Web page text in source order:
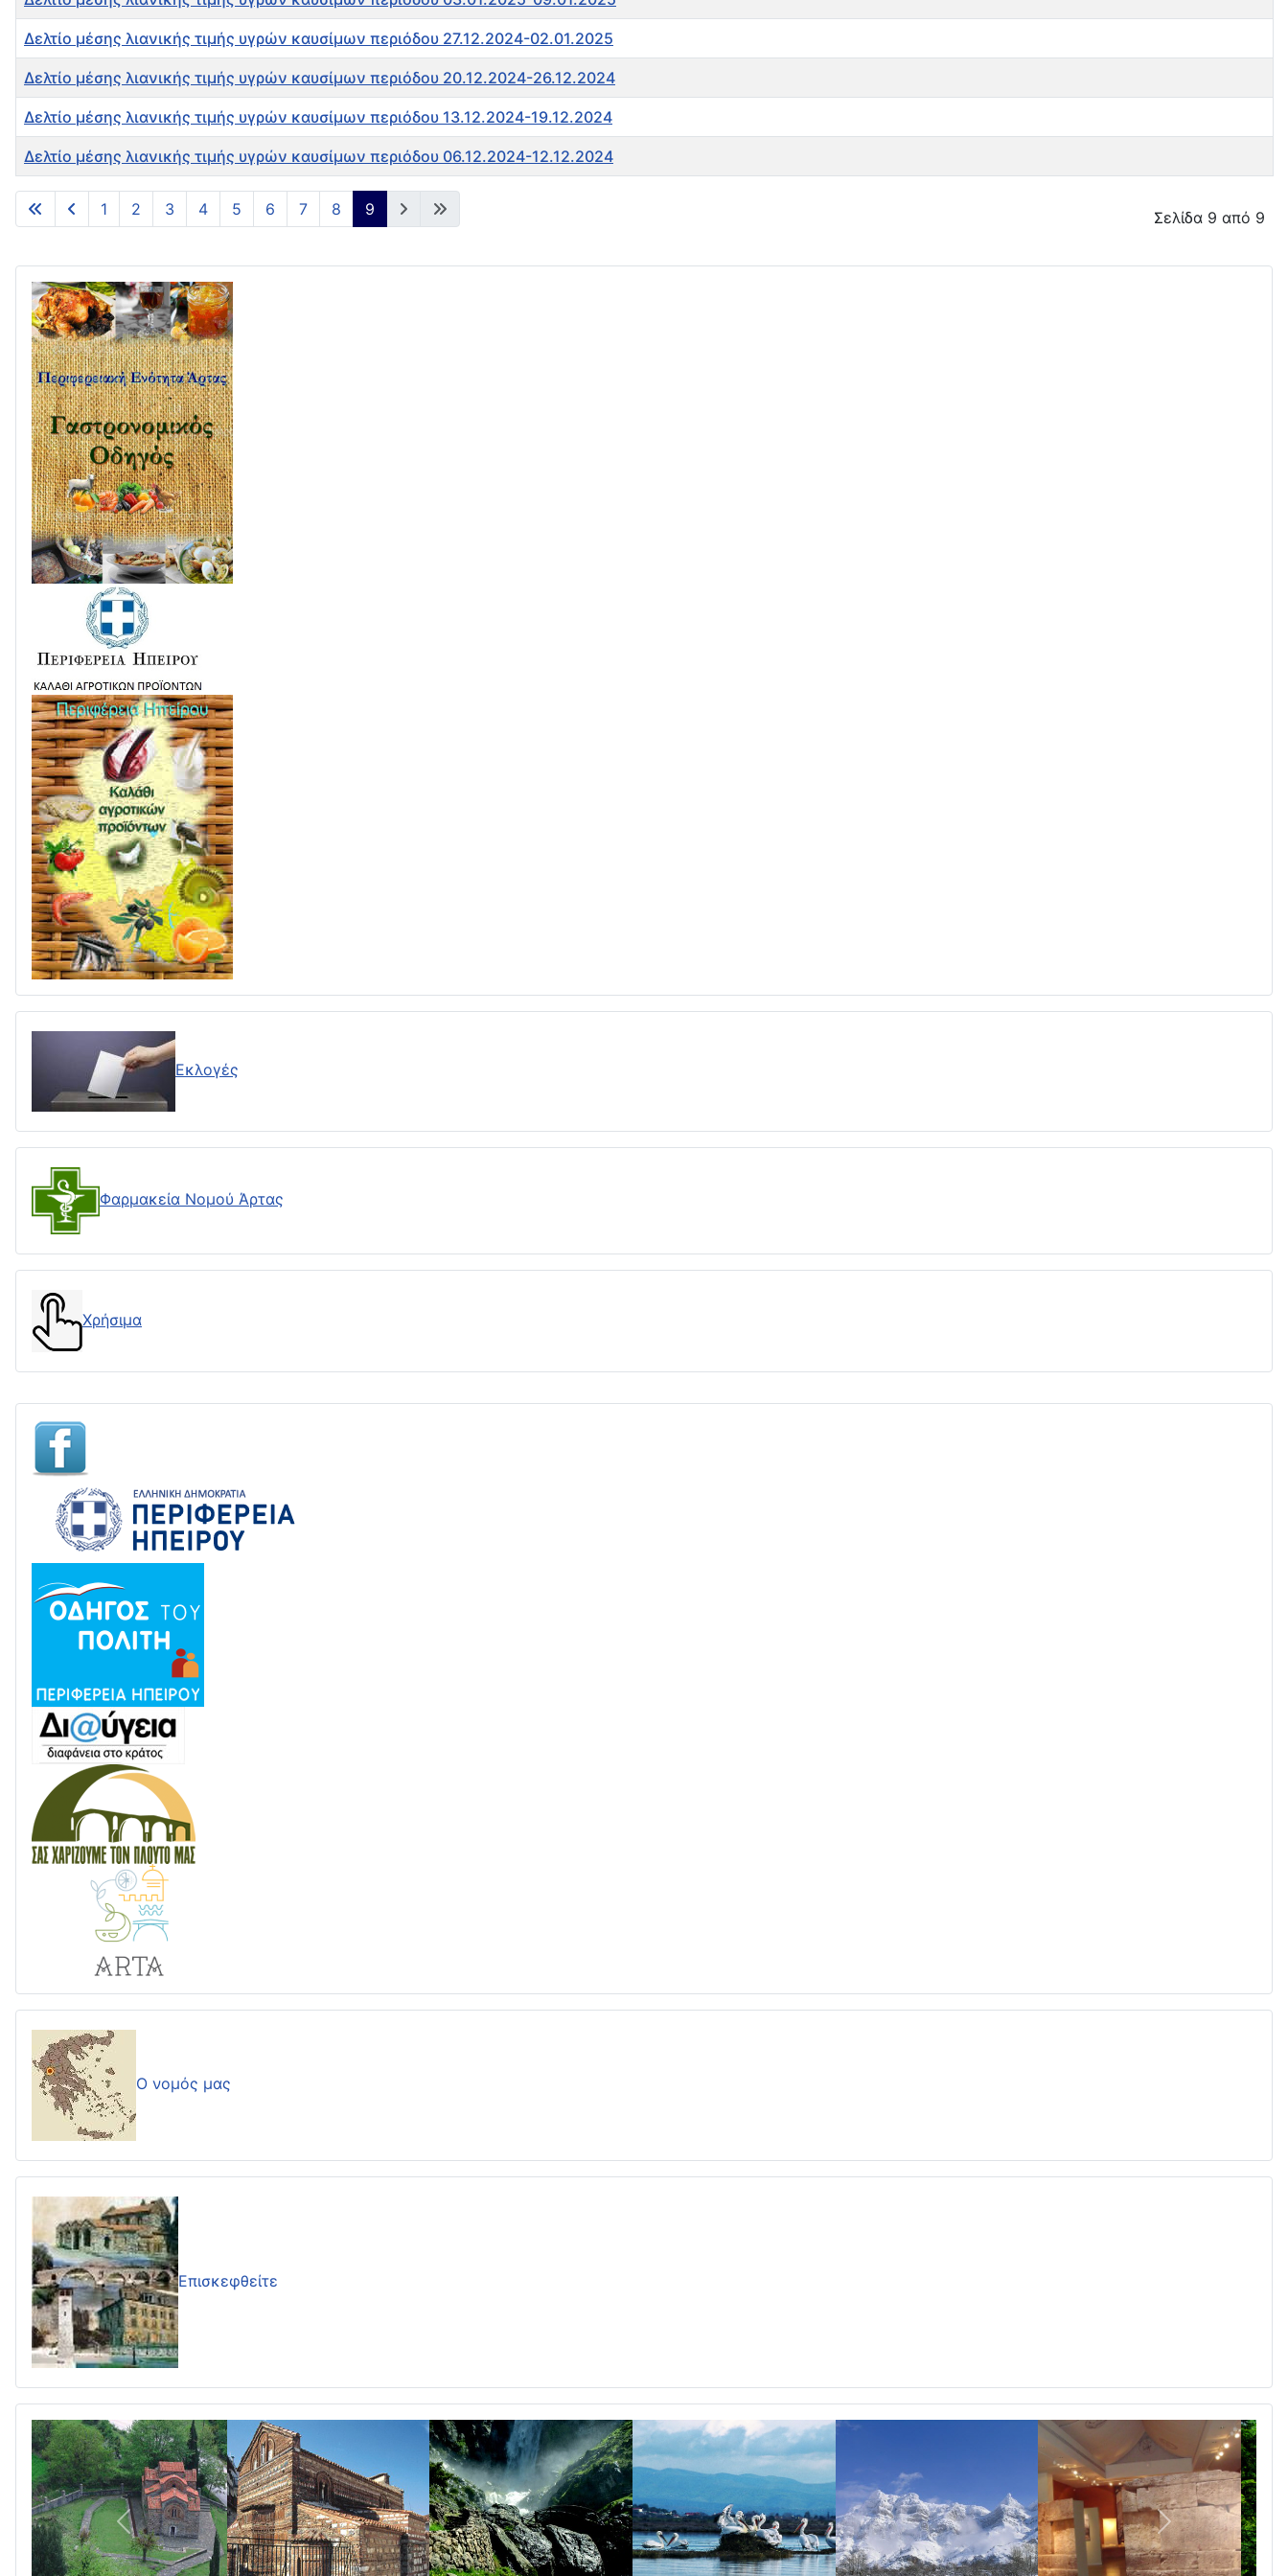
Ο νομός μας
Επισκεφθείτε
Πίσω Επόμενο
Άρθρα
Δελτίο μέσης λιανικής τιμής υγρών καυσίμων περιόδου 27.12.2024-02.01.2025
Δελτίο μέσης λιανικής τιμής υγρών καυσίμων περιόδου 20.12.2024-26.12.2024
Δελτίο μέσης λιανικής τιμής υγρών καυσίμων περιόδου 13.12.2024-19.12.2024
Δελτίο μέσης λιανικής τιμής υγρών καυσίμων περιόδου 06.12.2024-12.12.2024
Σελίδα 9 από 9
1 2 3 4 5 6 7 8 9
Εκλογές
Φαρμακεία Νομού Άρτας
Χρήσιμα